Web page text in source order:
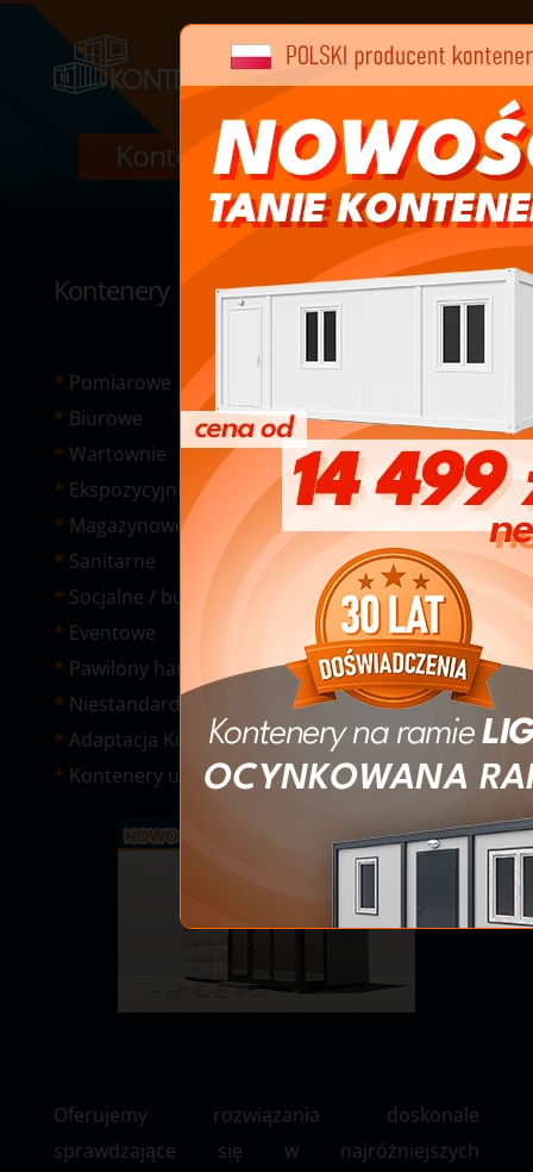
Kontenery serwerownie
Kontenery
Pomiarowe
Biurowe
Wartownie
Ekspozycyjne
Magazynowe
Sanitarne
Socjalne / budowlane
Eventowe
Pawilony handlowe
Niestandardowe
Adaptacja Kontenerów Morskich
Kontenery używane
Oferujemy rozwiązania doskonale
sprawdzające się w najróżniejszych